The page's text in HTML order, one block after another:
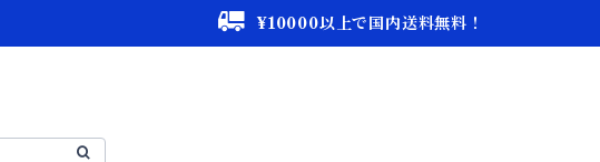
¥10000以上で国内送料無料！